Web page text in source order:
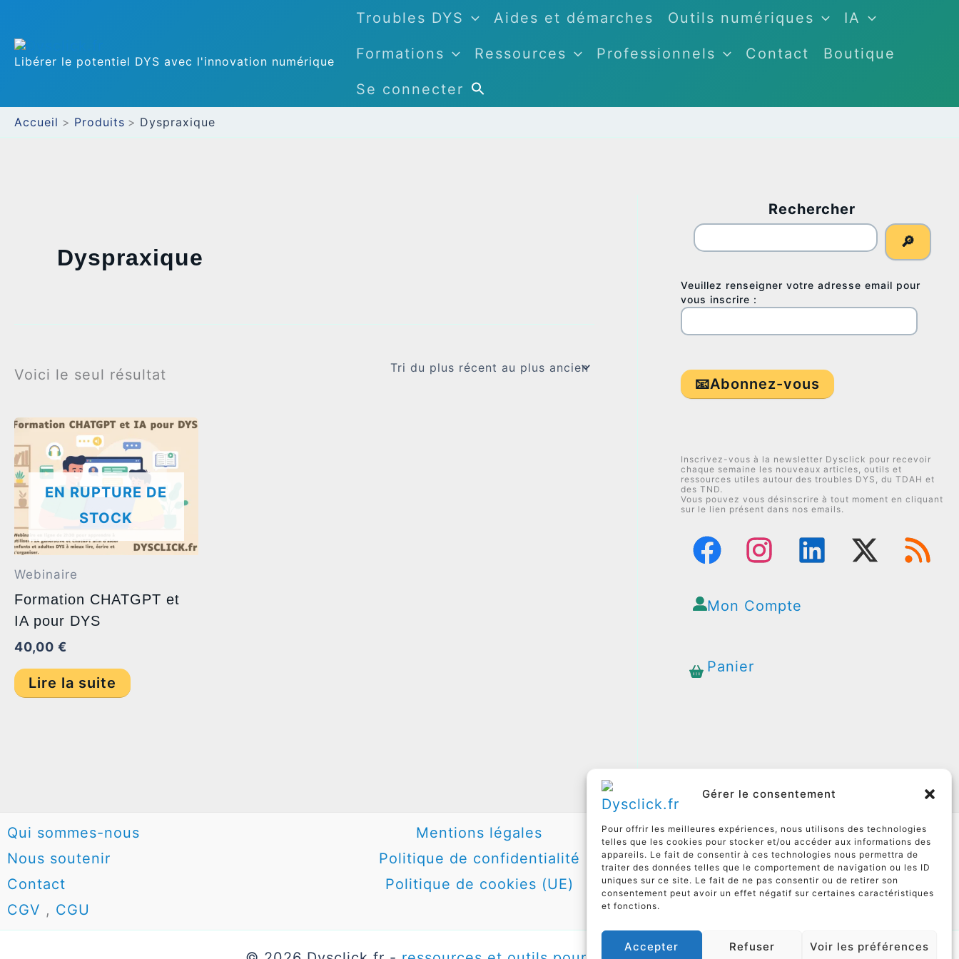
Gérer le consentement
Pour offrir les meilleures expériences, nous utilisons des technologies
telles que les cookies pour stocker et/ou accéder aux informations des
appareils. Le fait de consentir à ces technologies nous permettra de
traiter des données telles que le comportement de navigation ou les ID
uniques sur ce site. Le fait de ne pas consentir ou de retirer son
consentement peut avoir un effet négatif sur certaines caractéristiques
et fonctions.
Accepter Refuser Voir les préférences
au
contenu
Libérer le potentiel DYS avec l'innovation numérique
Troubles DYS Aides et démarches Outils numériques IA
Formations Ressources Professionnels Contact Boutique
Se connecter
Accueil Produits Dyspraxique
Dyspraxique
Voici le seul résultat
EN RUPTURE DE
STOCK
Webinaire
Formation CHATGPT et
IA pour DYS
40,00 €
Lire la suite
Rechercher
🔎
Veuillez renseigner votre adresse email pour
vous inscrire :
Inscrivez-vous à la newsletter Dysclick pour recevoir
chaque semaine les nouveaux articles, outils et
ressources utiles autour des troubles DYS, du TDAH et
des TND.
Vous pouvez vous désinscrire à tout moment en cliquant
sur le lien présent dans nos emails.
Mon Compte
Panier
Qui sommes-nous
Nous soutenir
Contact
CGV , CGU
Mentions légales
Politique de confidentialité
Politique de cookies (UE)
Articles
Boutique
Plan du site